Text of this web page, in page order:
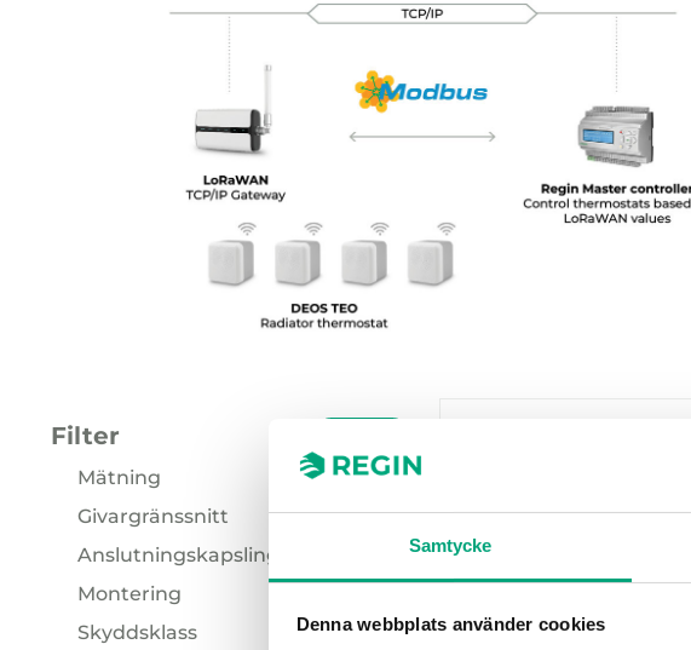
Samtycke
Denna webbplats använder cookies
Filter
Mätning
Fukt (2)
Temperatur (2)
Givargränssnitt
LoRaWan (2)
Anslutningskapsling
Ja (2)
Montering
Vägg (2)
Skyddsklass
Våra produkter